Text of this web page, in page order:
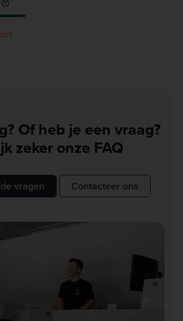
Of heb je een vraag?
zeker onze FAQ
vragen Contacteer ons